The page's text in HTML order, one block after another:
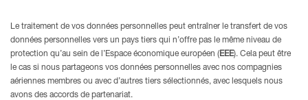
Le traitement de vos données personnelles peut entraîner le transfert de vos
données personnelles vers un pays tiers qui n’offre pas le même niveau de
protection qu’au sein de l’Espace économique européen (EEE). Cela peut être
le cas si nous partageons vos données personnelles avec nos compagnies
aériennes membres ou avec d’autres tiers sélectionnés, avec lesquels nous
avons des accords de partenariat.